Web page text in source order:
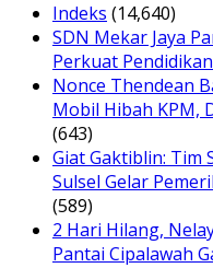
Indeks (14,640)
SDN Mekar Jaya
Perkuat
Nonce Thendean
Mobil Hibah KPM,
(643)
Giat Gaktiblin: Tim
Sulsel Gelar
(589)
2 Hari Hilang,
Pantai Cipalawah